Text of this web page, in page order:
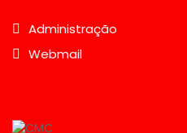
Administração
Webmail